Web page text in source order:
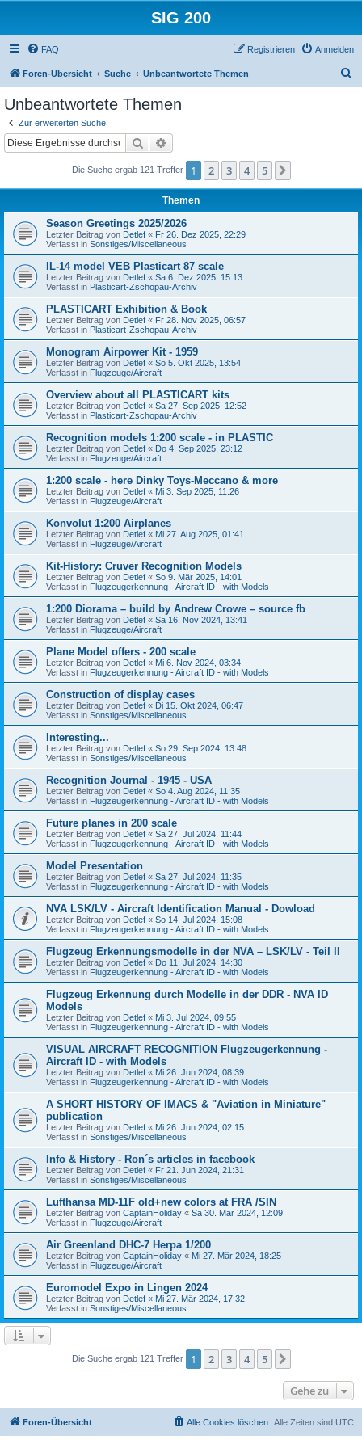
SIG 200
FAQ Anmelden
Registrieren
Foren-Übersicht Suche Unbeantwortete Themen
Unbeantwortete Themen
Zur erweiterten Suche
Suche
Die Suche ergab 121 Treffer 1 2 3 4 5
Themen
Season Greetings 2025/2026
Letzter Beitrag von Detlef « Fr 26. Dez 2025, 22:29
Verfasst in Sonstiges/Miscellaneous
IL-14 model VEB Plasticart 87 scale
Letzter Beitrag von Detlef « Sa 6. Dez 2025, 15:13
Verfasst in Plasticart-Zschopau-Archiv
PLASTICART Exhibition & Book
Letzter Beitrag von Detlef « Fr 28. Nov 2025, 06:57
Verfasst in Plasticart-Zschopau-Archiv
Monogram Airpower Kit - 1959
Letzter Beitrag von Detlef « So 5. Okt 2025, 13:54
Verfasst in Flugzeuge/Aircraft
Overview about all PLASTICART kits
Letzter Beitrag von Detlef « Sa 27. Sep 2025, 12:52
Verfasst in Plasticart-Zschopau-Archiv
Recognition models 1:200 scale - in PLASTIC
Letzter Beitrag von Detlef « Do 4. Sep 2025, 23:12
Verfasst in Flugzeuge/Aircraft
1:200 scale - here Dinky Toys-Meccano & more
Letzter Beitrag von Detlef « Mi 3. Sep 2025, 11:26
Verfasst in Flugzeuge/Aircraft
Konvolut 1:200 Airplanes
Letzter Beitrag von Detlef « Mi 27. Aug 2025, 01:41
Verfasst in Flugzeuge/Aircraft
Kit-History: Cruver Recognition Models
Letzter Beitrag von Detlef « So 9. Mär 2025, 14:01
Verfasst in Flugzeugerkennung - Aircraft ID - with Models
1:200 Diorama – build by Andrew Crowe – source fb
Letzter Beitrag von Detlef « Sa 16. Nov 2024, 13:41
Verfasst in Flugzeuge/Aircraft
Plane Model offers - 200 scale
Letzter Beitrag von Detlef « Mi 6. Nov 2024, 03:34
Verfasst in Flugzeugerkennung - Aircraft ID - with Models
Construction of display cases
Letzter Beitrag von Detlef « Di 15. Okt 2024, 06:47
Verfasst in Sonstiges/Miscellaneous
Interesting...
Letzter Beitrag von Detlef « So 29. Sep 2024, 13:48
Verfasst in Sonstiges/Miscellaneous
Recognition Journal - 1945 - USA
Letzter Beitrag von Detlef « So 4. Aug 2024, 11:35
Verfasst in Flugzeugerkennung - Aircraft ID - with Models
Future planes in 200 scale
Letzter Beitrag von Detlef « Sa 27. Jul 2024, 11:44
Verfasst in Flugzeugerkennung - Aircraft ID - with Models
Model Presentation
Letzter Beitrag von Detlef « Sa 27. Jul 2024, 11:35
Verfasst in Flugzeugerkennung - Aircraft ID - with Models
NVA LSK/LV - Aircraft Identification Manual - Dowload
Letzter Beitrag von Detlef « So 14. Jul 2024, 15:08
Verfasst in Flugzeugerkennung - Aircraft ID - with Models
Flugzeug Erkennungsmodelle in der NVA – LSK/LV - Teil II
Letzter Beitrag von Detlef « Do 11. Jul 2024, 14:30
Verfasst in Flugzeugerkennung - Aircraft ID - with Models
Flugzeug Erkennung durch Modelle in der DDR - NVA ID
Models
Letzter Beitrag von Detlef « Mi 3. Jul 2024, 09:55
Verfasst in Flugzeugerkennung - Aircraft ID - with Models
VISUAL AIRCRAFT RECOGNITION Flugzeugerkennung -
Aircraft ID - with Models
Letzter Beitrag von Detlef « Mi 26. Jun 2024, 08:39
Verfasst in Flugzeugerkennung - Aircraft ID - with Models
A SHORT HISTORY OF IMACS & "Aviation in Miniature"
publication
Letzter Beitrag von Detlef « Mi 26. Jun 2024, 02:15
Verfasst in Sonstiges/Miscellaneous
Info & History - Ron´s articles in facebook
Letzter Beitrag von Detlef « Fr 21. Jun 2024, 21:31
Verfasst in Sonstiges/Miscellaneous
Lufthansa MD-11F old+new colors at FRA /SIN
Letzter Beitrag von CaptainHoliday « Sa 30. Mär 2024, 12:09
Verfasst in Flugzeuge/Aircraft
Air Greenland DHC-7 Herpa 1/200
Letzter Beitrag von CaptainHoliday « Mi 27. Mär 2024, 18:25
Verfasst in Flugzeuge/Aircraft
Euromodel Expo in Lingen 2024
Letzter Beitrag von Detlef « Mi 27. Mär 2024, 17:32
Verfasst in Sonstiges/Miscellaneous
Die Suche ergab 121 Treffer 1 2 3 4 5
Gehe zu
Foren-Übersicht Alle Zeiten sind UTC
Alle Cookies löschen